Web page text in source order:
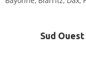
Sud